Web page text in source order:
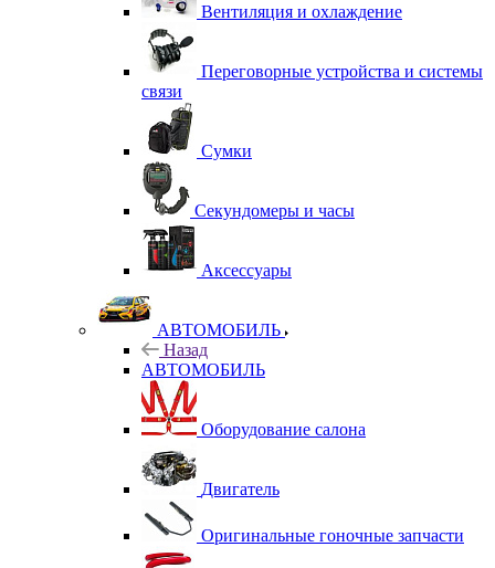
Вентиляция и охлаждение
Переговорные устройства и системы
связи
Сумки
Секундомеры и часы
Аксессуары
АВТОМОБИЛЬ
Назад
АВТОМОБИЛЬ
Оборудование салона
Двигатель
Оригинальные гоночные запчасти